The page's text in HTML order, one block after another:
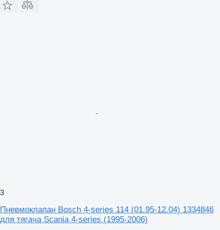
3
Пневмоклапан Bosch 4-series 114 (01.95-12.04) 1334846
для тягача Scania 4-series (1995-2006)